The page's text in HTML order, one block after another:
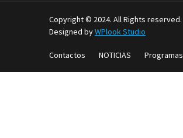
Copyright © 2024. All Rights reserved.
Designed byWPlook Studio
Contactos NOTICIAS Programas